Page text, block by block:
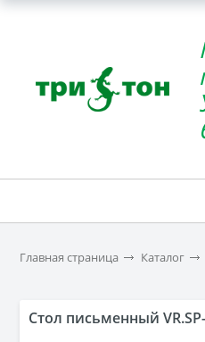
Главная страница Каталог
Стол письменный